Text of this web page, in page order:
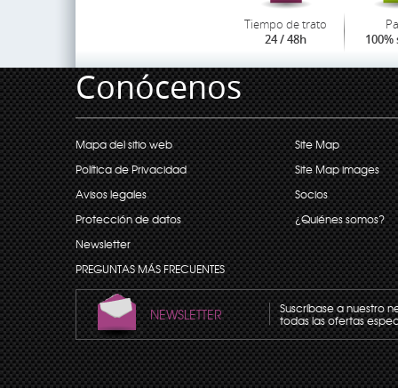
Tiempo de trato
24 / 48h 100%
Conócenos
Mapa del sitio web
Política de Privacidad
Avisos legales
Protección de datos
Newsletter
PREGUNTAS MÁS FRECUENTES
Site Map
Site Map images
Socios
¿Quiénes somos?
NEWSLETTER Suscríbase a nuestro
todas las ofertas